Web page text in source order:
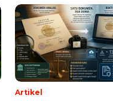
Artikel